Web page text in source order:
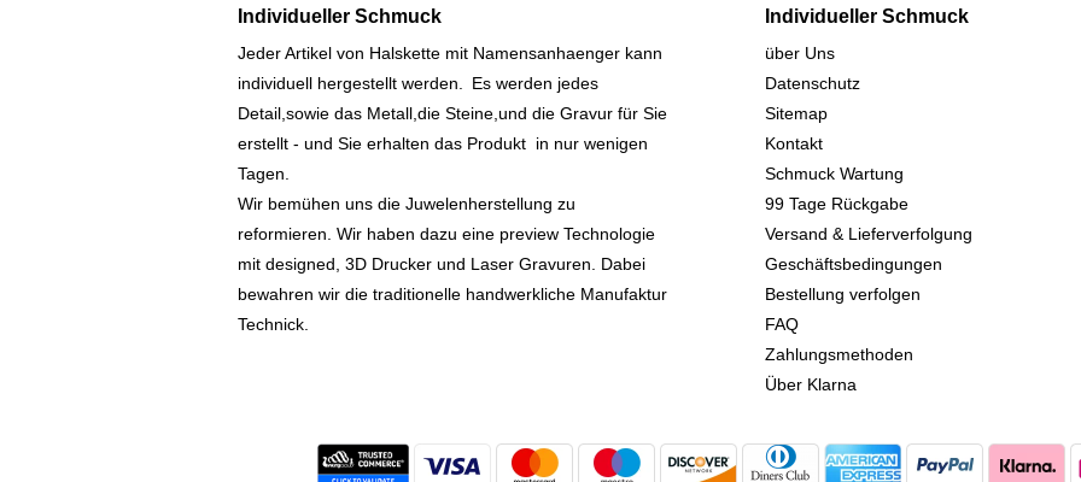
Individueller Schmuck
Jeder Artikel von Halskette mit Namensanhaenger kann
individuell hergestellt werden.
Es werden jedes
Detail,sowie das Metall,die Steine,und die Gravur für Sie
erstellt - und Sie erhalten das Produkt in nur wenigen
Tagen.
Wir bemühen uns die Juwelenherstellung zu
reformieren. Wir haben dazu eine preview Technologie
mit designed, 3D Drucker und Laser Gravuren. Dabei
bewahren wir die traditionelle handwerkliche Manufaktur
Technick.
Individueller Schmuck
über Uns
Datenschutz
Sitemap
Kontakt
Schmuck Wartung
99 Tage Rückgabe
Versand & Lieferverfolgung
Geschäftsbedingungen
Bestellung verfolgen
FAQ
Zahlungsmethoden
Über Klarna